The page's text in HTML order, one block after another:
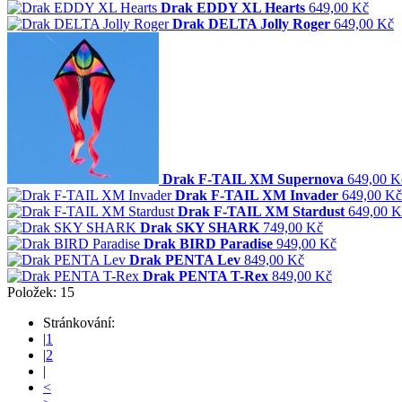
Drak EDDY XL Hearts 649,00 Kč
Drak DELTA Jolly Roger 649,00 Kč
Drak F-TAIL XM Supernova 649,00
Drak F-TAIL XM Invader 649,00 Kč
Drak F-TAIL XM Stardust 649,00
Drak SKY SHARK 749,00 Kč
Drak BIRD Paradise 949,00 Kč
Drak PENTA Lev 849,00 Kč
Drak PENTA T-Rex 849,00 Kč
Položek: 15
Stránkování:
|1
|2
|
<